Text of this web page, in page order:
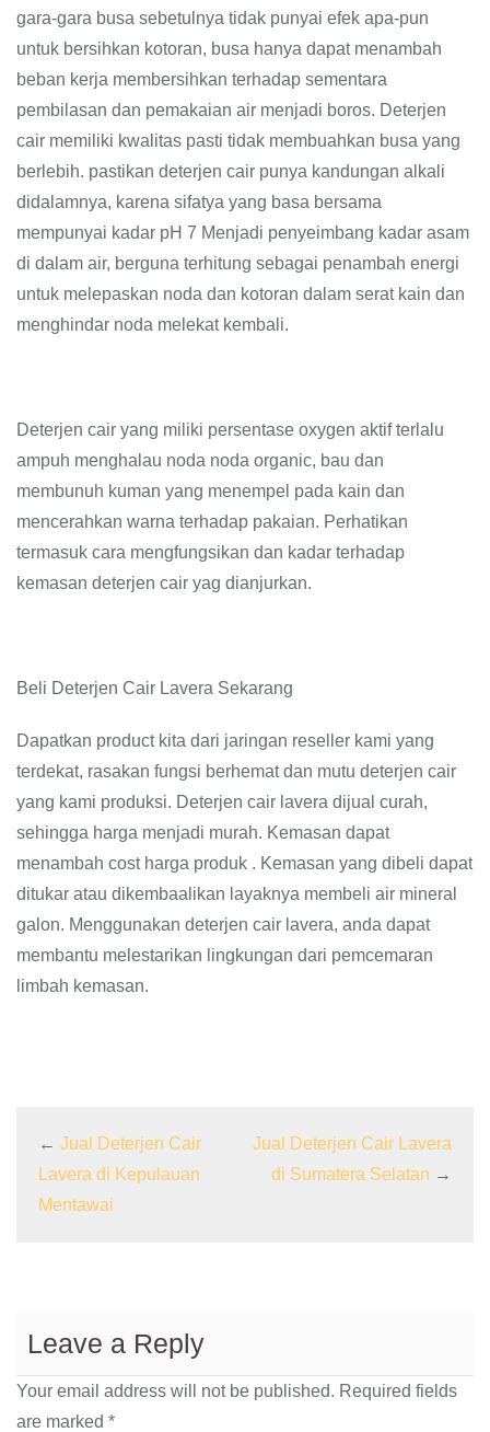
gara-gara busa sebetulnya tidak punyai efek apa-pun
untuk bersihkan kotoran, busa hanya dapat menambah
beban kerja membersihkan terhadap sementara
pembilasan dan pemakaian air menjadi boros. Deterjen
cair memiliki kwalitas pasti tidak membuahkan busa yang
berlebih. pastikan deterjen cair punya kandungan alkali
didalamnya, karena sifatya yang basa bersama
mempunyai kadar pH 7 Menjadi penyeimbang kadar asam
di dalam air, berguna terhitung sebagai penambah energi
untuk melepaskan noda dan kotoran dalam serat kain dan
menghindar noda melekat kembali.
Deterjen cair yang miliki persentase oxygen aktif terlalu
ampuh menghalau noda noda organic, bau dan
membunuh kuman yang menempel pada kain dan
mencerahkan warna terhadap pakaian. Perhatikan
termasuk cara mengfungsikan dan kadar terhadap
kemasan deterjen cair yag dianjurkan.
Beli Deterjen Cair Lavera Sekarang
Dapatkan product kita dari jaringan reseller kami yang
terdekat, rasakan fungsi berhemat dan mutu deterjen cair
yang kami produksi. Deterjen cair lavera dijual curah,
sehingga harga menjadi murah. Kemasan dapat
menambah cost harga produk . Kemasan yang dibeli dapat
ditukar atau dikembaalikan layaknya membeli air mineral
galon. Menggunakan deterjen cair lavera, anda dapat
membantu melestarikan lingkungan dari pemcemaran
limbah kemasan.
← Jual Deterjen Cair
Lavera di Kepulauan
Mentawai
Jual Deterjen Cair Lavera
di Sumatera Selatan →
Leave a Reply
Your email address will not be published. Required fields
are marked *